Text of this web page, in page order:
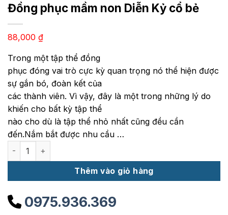
Đồng phục mầm non Diễn Kỷ cổ bẻ
88,000 ₫
Trong một tập thể đồng
phục đóng vai trò cực kỳ quan trọng nó thể hiện được
sự gắn bó, đoàn kết của
các thành viên. Vì vậy, đây là một trong những lý do
khiến cho bất kỳ tập thể
nào cho dù là tập thể nhỏ nhất cũng đều cần
đến.Nắm bắt được nhu cầu …
Đồng phục mầm non Diễn Kỷ cổ bẻ số lượng
Thêm vào giỏ hàng
0975.936.369